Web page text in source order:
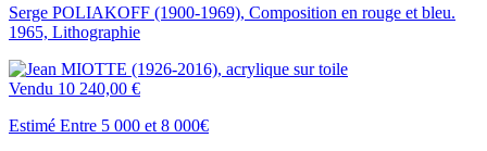
Serge POLIAKOFF (1900-1969), Composition en rouge et bleu.
1965, Lithographie
Vendu 10 240,00 €
Estimé Entre 5 000 et 8 000€